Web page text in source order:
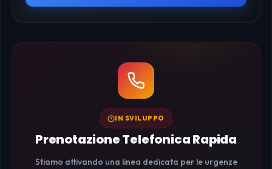
IN SVILUPPO
Prenotazione Telefonica Rapida
Stiamo attivando una linea dedicata per le urgenze